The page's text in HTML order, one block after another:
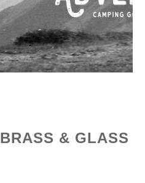
& GLASS